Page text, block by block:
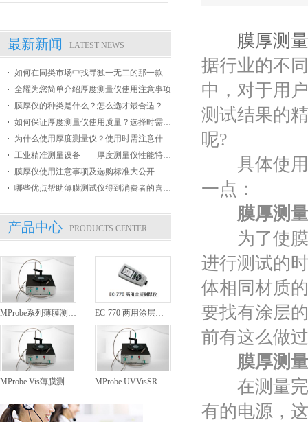
最新新闻 · LATEST NEWS
如何在同类市场中找寻独一无二的那一款膜厚仪
全耀为您简单介绍厚度测量仪使用注意事项
膜厚仪的种类是什么？怎么选才最合适？
如何保证厚度测量仪使用质量？选择时需掌握哪些条件？
为什么使用厚度测量仪？使用时需注意什么？
工业精准测量设备——厚度测量仪性能特点介绍
膜厚仪使用注意事项及选购标准大公开
哪些优点帮助薄膜测试仪得到消费者的喜爱？
产品中心 · PRODUCTS CENTER
MProbe系列薄膜测厚仪 EC-770 两用涂层测厚仪
MProbe Vis薄膜测厚仪 MProbe UVVisSR薄膜测厚仪
膜厚测
据行业的不
中，对于用
测试结果的
呢?
具体使用
一点：
膜厚测
为了使膜
进行测试的
体相同材质
要找有涂层
前有这么做
膜厚测量
在测量完
有的电源，